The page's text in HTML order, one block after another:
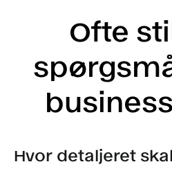
Ofte
Hvor detaljeret